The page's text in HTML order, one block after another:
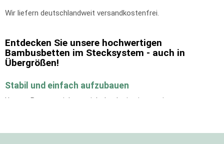
Wir liefern deutschlandweit versandkostenfrei.
Entdecken Sie unsere hochwertigen
Bambusbetten im Stecksystem - auch in
Übergrößen!
Stabil und einfach aufzubauen
Unsere Betten zeichnen sich durch eine innovative